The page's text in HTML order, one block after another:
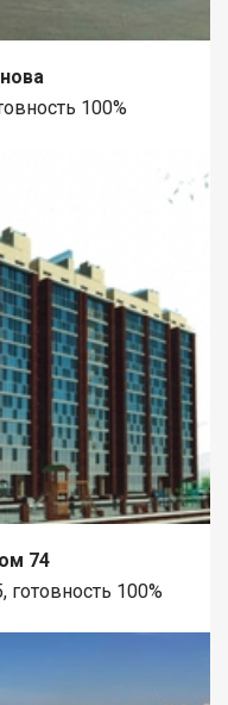
100%
74
готовность 100%